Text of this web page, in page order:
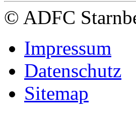
© ADFC
Impressum
Datenschutz
Sitemap